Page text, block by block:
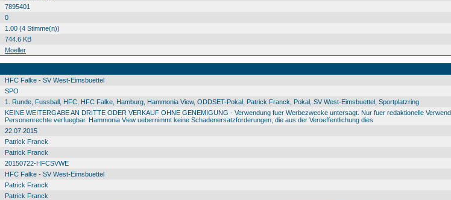
7895401
0
1.00 (4 Stimme(n))
744.6 KB
Moeller
HFC Falke - SV West-Eimsbuettel
SPO
1. Runde, Fussball, HFC, HFC Falke, Hamburg, Hammonia View, ODDSET-Pokal, Patrick Franck, Pokal, SV West-Eimsbuettel, Sportplatzring
KEINE WEITERGABE AN DRITTE ODER VERKAUF OHNE GENEMIGUNG - Verwendung fuer Werbezwecke untersagt. Nur fuer redaktionelle
Personenrechte verfuegbar. Hammonia View uebernimmt keine Schadenersatzforderungen, die aus der Veroeffentlichung dies
22.07.2015
Patrick Franck
Patrick Franck
20150722-HFCSVWE
HFC Falke - SV West-Eimsbuettel
Patrick Franck
Patrick Franck